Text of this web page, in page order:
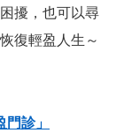
擾， 也可以尋
復輕盈人生～
診」